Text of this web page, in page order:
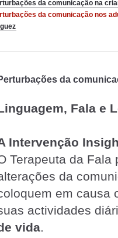
da comunicação na
da comunicação nos
da
Fala e
Intervenção
Terapeuta da
da
em causa
actividades
vida.